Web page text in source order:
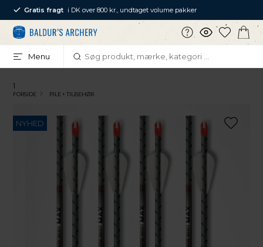
Gratis fragt i DK over 800 kr., undtaget volume pakker
Menu
1
FORSIDE PILE + TILBEHØR
NYHED